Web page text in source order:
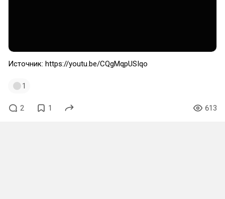
Источник: https://youtu.be/CQgMqpUSIqo
1
2 1 613